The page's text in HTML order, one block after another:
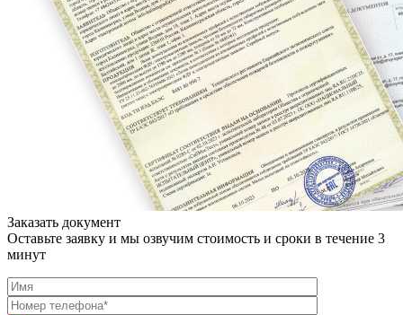
Заказать документ
Оставьте заявку и мы озвучим стоимость и сроки в течение 3
минут